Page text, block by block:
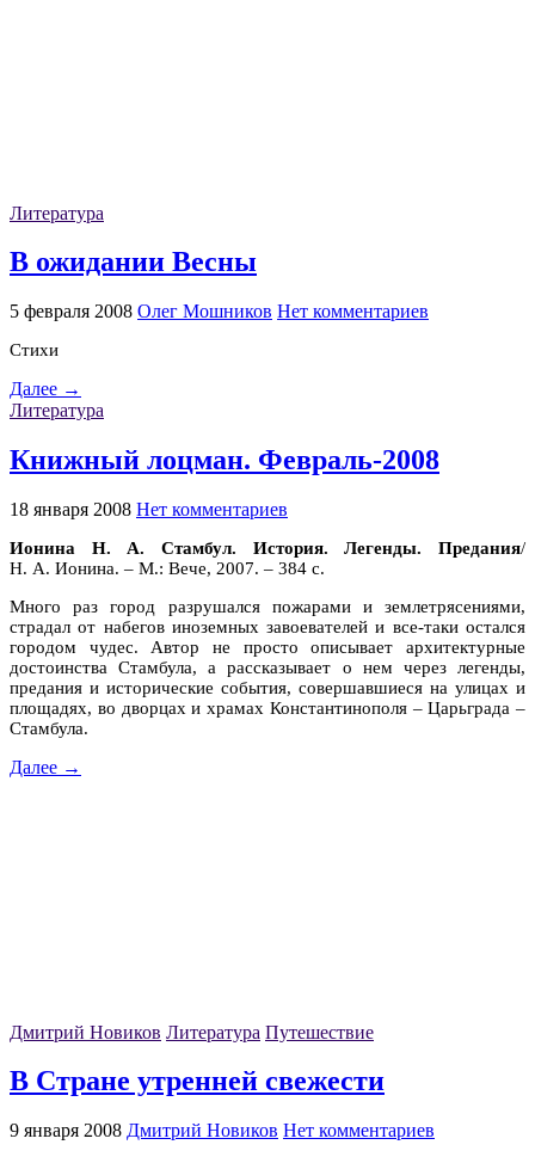
Литература
В ожидании Весны
5 февраля 2008 Олег Мошников Нет комментариев
Стихи
Далее →
Литература
Книжный лоцман. Февраль-2008
18 января 2008 Нет комментариев
Ионина Н. А. Стамбул. История. Легенды. Предания/
Н. А. Ионина. – М.: Вече, 2007. – 384 с.
Много раз город разрушался пожарами и землетрясениями,
страдал от набегов иноземных завоевателей и все-таки остался
городом чудес. Автор не просто описывает архитектурные
достоинства Стамбула, а рассказывает о нем через легенды,
предания и исторические события, совершавшиеся на улицах и
площадях, во дворцах и храмах Константинополя – Царьграда –
Стамбула.
Далее →
Дмитрий Новиков Литература Путешествие
В Стране утренней свежести
9 января 2008 Дмитрий Новиков Нет комментариев